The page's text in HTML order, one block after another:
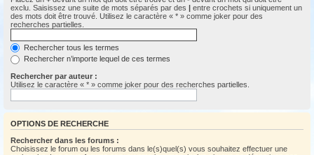
exclu. Saisissez une suite de mots séparés par des | entre crochets si uniquement un
des mots doit être trouvé. Utilisez le caractère « * » comme joker pour des
recherches partielles.
Rechercher tous les termes
Rechercher n’importe lequel de ces termes
Rechercher par auteur :
Utilisez le caractère « * » comme joker pour des recherches partielles.
OPTIONS DE RECHERCHE
Rechercher dans les forums :
Choisissez le forum ou les forums dans le(s)quel(s) vous souhaitez effectuer une